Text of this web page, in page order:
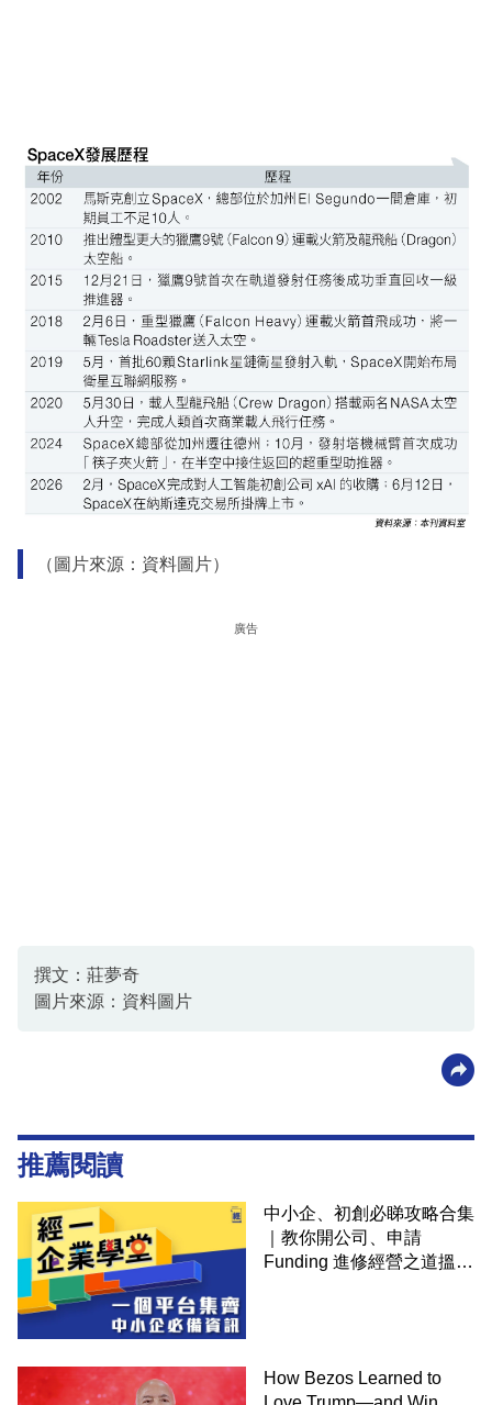
（圖片來源：資料圖片）
廣告
撰文：莊夢奇
圖片來源：資料圖片
推薦閱讀
中小企、初創必睇攻略合集
｜教你開公司、申請
Funding 進修經營之道搵大
How Bezos Learned to